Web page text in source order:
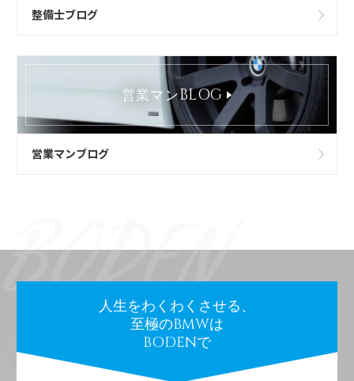
整備士ブログ
営業マンBLOG
営業マンブログ
人生をわくわくさせる、
至極のBMWは
BODENで